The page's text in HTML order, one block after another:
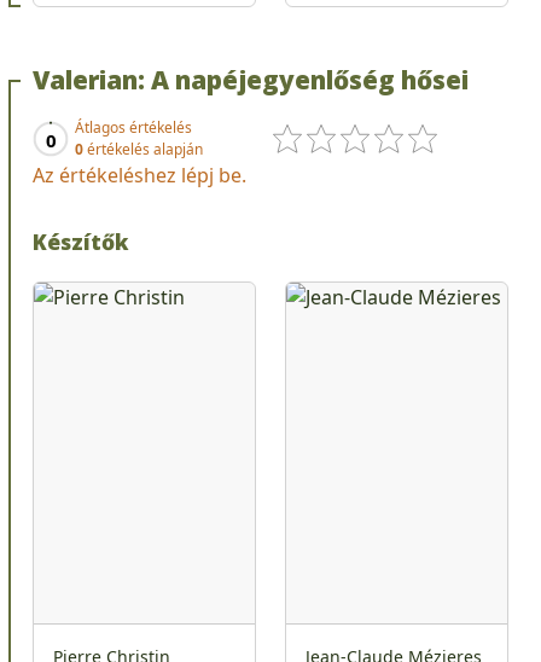
Valerian: A napéjegyenlőség hősei
0
Átlagos értékelés
0értékelés alapján
Az értékeléshez lépj be.
Készítők
Pierre Christin Jean-Claude Mézieres